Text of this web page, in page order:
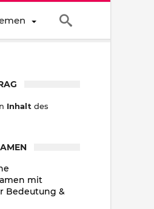
Inhalt des
mit
Bedeutung &